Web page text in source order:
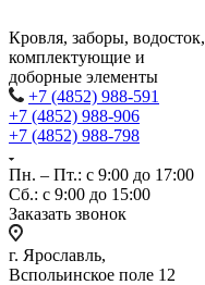
Кровля, заборы, водосток,
комплектующие и
доборные элементы
+7 (4852) 988-591
+7 (4852) 988-906
+7 (4852) 988-798
Пн. – Пт.: с 9:00 до 17:00
Сб.: с 9:00 до 15:00
Заказать звонок
г. Ярославль,
Вспольинское поле 12